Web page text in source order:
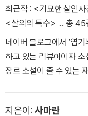
임》 등의 앤솔로지와 인
로 참여하였다.
최근작 : <기묘한 살인
<살의의 특수> … 총 45
네이버 블로그에서 ‘엽
하고 있는 리뷰어이자
장르 소설이 줄 수 있는
수상했다. 대표작으로 《
지은이: 사마란